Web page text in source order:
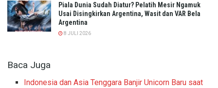
Piala Dunia Sudah Diatur? Pelatih Mesir Ngamuk
Usai Disingkirkan Argentina, Wasit dan VAR Bela
Argentina
8 JULI 2026
Baca Juga
Indonesia dan Asia Tenggara Banjir Unicorn Baru saat